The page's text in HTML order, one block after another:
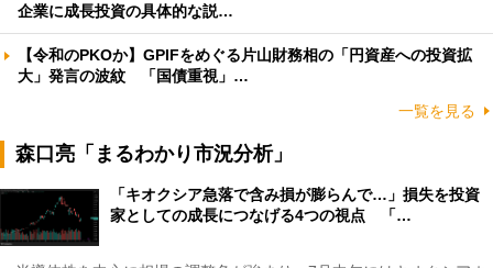
企業に成長投資の具体的な説…
【令和のPKOか】GPIFをめぐる片山財務相の「円資産への投資拡
大」発言の波紋 「国債重視」…
一覧を見る
森口亮「まるわかり市況分析」
「キオクシア急落で含み損が膨らんで…」損失を投資
家としての成長につなげる4つの視点 「…